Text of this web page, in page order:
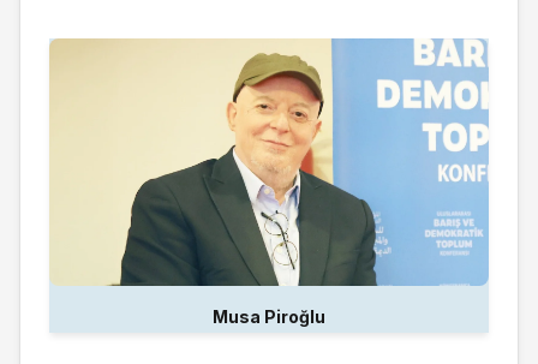
Musa Piroğlu